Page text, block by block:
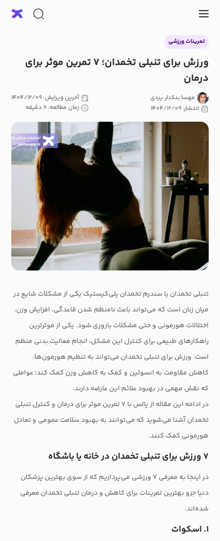
تمرینات ورزشی
ورزش برای تنبلی تخمدان؛ ۷ تمرین موثر برای
درمان
مهسا بنکدار یزدی
انتشار: ۱۴۰۴/۱۲/۰۹
آخرین ویرایش: ۱۴۰۴/۱۲/۰۹
زمان مطالعه: ۸ دقیقه
تنبلی تخمدان یا سندرم تخمدان پلی‌کیستیک یکی از مشکلات شایع در
میان زنان است که می‌تواند باعث نامنظم شدن قاعدگی، افزایش وزن،
اختلالات هورمونی و حتی مشکلات باروری شود. یکی از موثرترین
راهکارهای طبیعی برای کنترل این مشکل، انجام فعالیت بدنی منظم
است. ورزش برای تنبلی تخمدان می‌تواند به تنظیم هورمون‌ها،
کاهش مقاومت به انسولین و کمک به کاهش وزن کمک کند؛ عواملی
که نقش مهمی در بهبود علائم این عارضه دارند.
در ادامه این مقاله از پالس با ۷ تمرین موثر برای درمان و کنترل تنبلی
تخمدان آشنا می‌شوید که می‌توانند به بهبود سلامت عمومی و تعادل
هورمونی کمک کنند.
۷ ورزش برای تنبلی تخمدان در خانه یا باشگاه
در اینجا به معرفی ۷ ورزشی می‌پردازیم که از سوی بهترین پزشکان
دنیا جزو بهترین تمرینات برای کاهش و درمان تنبلی تخمدان معرفی
شده‌اند.
۱. اسکوات